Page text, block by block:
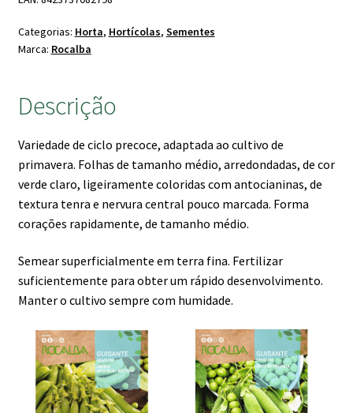
Categorias: Horta, Hortícolas, Sementes
Marca: Rocalba
Descrição
Variedade de ciclo precoce, adaptada ao cultivo de
primavera. Folhas de tamanho médio, arredondadas, de cor
verde claro, ligeiramente coloridas com antocianinas, de
textura tenra e nervura central pouco marcada. Forma
corações rapidamente, de tamanho médio.
Semear superficialmente em terra fina. Fertilizar
suficientemente para obter um rápido desenvolvimento.
Manter o cultivo sempre com humidade.